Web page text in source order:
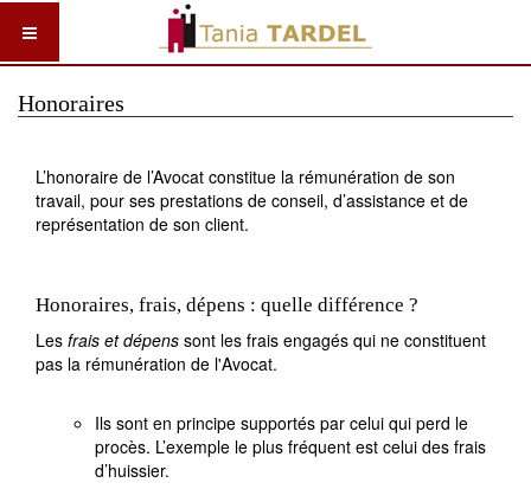
Honoraires
L’honoraire de l’Avocat constitue la rémunération de son
travail, pour ses prestations de conseil, d’assistance et de
représentation de son client.
Honoraires, frais, dépens : quelle différence ?
Les frais et dépens sont les frais engagés qui ne constituent
pas la rémunération de l'Avocat.
Ils sont en principe supportés par celui qui perd le
procès. L’exemple le plus fréquent est celui des frais
d’huissier.